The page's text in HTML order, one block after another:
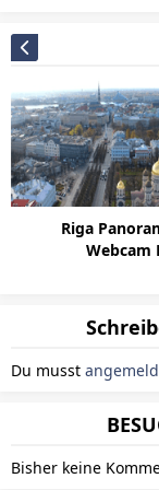
Riga
Webcam
Du musst
Bisher keine